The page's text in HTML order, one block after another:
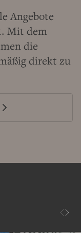
Angebote
Mit dem
die
direkt zu